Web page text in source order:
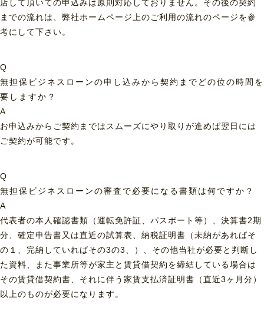
店して頂いての申込みは原則対応しておりません。その後の契約
までの流れは、弊社ホームページ上のご利用の流れのページを参
考にして下さい。
Q
無担保ビジネスローンの申し込みから契約までどの位の時間を
要しますか？
A
お申込みからご契約まではスムーズにやり取りが進めば翌日には
ご契約が可能です。
Q
無担保ビジネスローンの審査で必要になる書類は何ですか？
A
代表者の本人確認書類（運転免許証、パスポート等）、決算書2期
分、確定申告書又は直近の試算表、納税証明書（未納があればそ
の１、完納していればその3の3、）、その他当社が必要と判断し
た資料、また事業所等が家主と賃貸借契約を締結している場合は
その賃貸借契約書、それに伴う家賃支払済証明書（直近3ヶ月分）
以上のものが必要になります。